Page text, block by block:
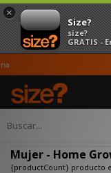
×
Size?
size?
GRATIS -
Página principal
Mujer - Home
{productCount} producto